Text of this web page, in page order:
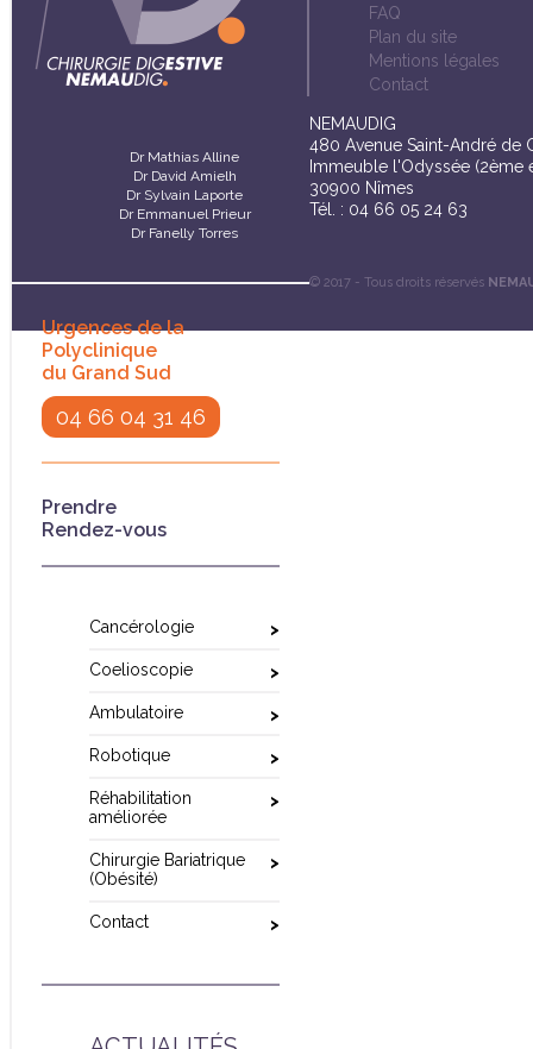
Dr Mathias Alline
Dr David Amielh
Dr Sylvain Laporte
Dr Emmanuel Prieur
Dr Fanelly Torres
Urgences de la
Polyclinique
du Grand Sud
04 66 04 31 46
Prendre
Rendez-vous
Cancérologie
Coelioscopie
Ambulatoire
Robotique
Réhabilitation
améliorée
Chirurgie Bariatrique
(Obésité)
Contact
FAQ
Plan du site
Mentions légales
Contact
NEMAUDIG
480 Avenue Saint-André de
Immeuble l'Odyssée (2ème
30900 Nîmes
Tél. : 04 66 05 24 63
© 2017 - Tous droits réservés